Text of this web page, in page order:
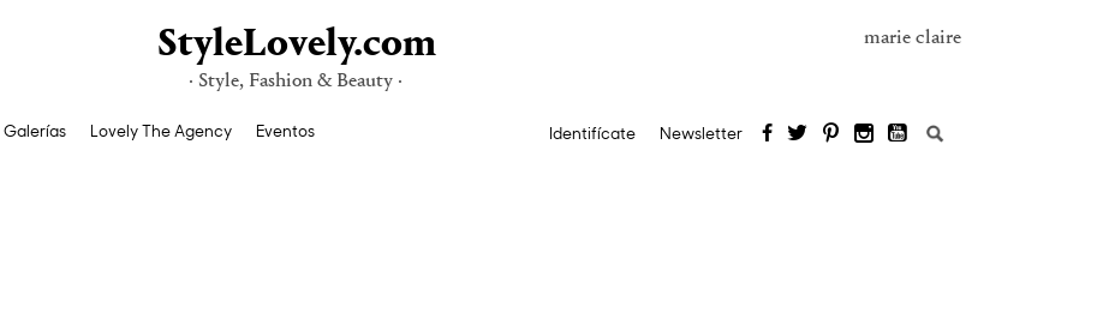
StyleLovely.com
· Style, Fashion & Beauty ·
marie claire
Galerías Lovely The Agency Eventos Identifícate Newsletter Buscar: